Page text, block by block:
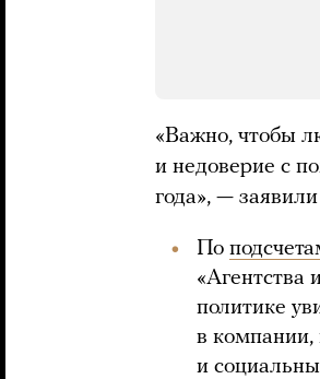
«Важно, чтобы
и недоверие с
года», —
По
«Агентства
политике
в компании,
и